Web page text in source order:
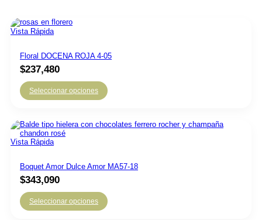
Vista Rápida
Floral DOCENA ROJA 4-05
$237,480
Seleccionar opciones
Vista Rápida
Boquet Amor Dulce Amor MA57-18
$343,090
Seleccionar opciones